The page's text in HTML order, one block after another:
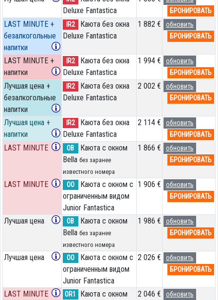
Deluxe Fantastica
БРОНИРОВАТЬ
LAST MINUTE +
безалкогольные
напитки
IR2
Каюта без окна
Deluxe Fantastica
1 882 €
обновить
БРОНИРОВАТЬ
LAST MINUTE +
напитки
IR2
Каюта без окна
Deluxe Fantastica
1 994 €
обновить
БРОНИРОВАТЬ
Лучшая цена +
безалкогольные
напитки
IR2
Каюта без окна
Deluxe Fantastica
2 002 €
обновить
БРОНИРОВАТЬ
Лучшая цена +
напитки
IR2
Каюта без окна
Deluxe Fantastica
2 114 €
обновить
БРОНИРОВАТЬ
LAST MINUTE OB
Каюта с окном
Bella без заранее
известного номера
1 866 €
обновить
БРОНИРОВАТЬ
LAST MINUTE OO
Каюта с окном с
ограниченным видом
Junior Fantastica
1 906 €
обновить
БРОНИРОВАТЬ
Лучшая цена OB
Каюта с окном
Bella без заранее
известного номера
1 986 €
обновить
БРОНИРОВАТЬ
Лучшая цена OO
Каюта с окном с
ограниченным видом
Junior Fantastica
2 026 €
обновить
БРОНИРОВАТЬ
LAST MINUTE OR1
Каюта с окном
2 046 €
обновить